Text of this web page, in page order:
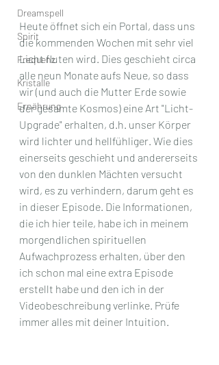
Dreamspell
Spirit
Frequenz
Kristalle
Ernährung
Heute öffnet sich ein Portal, dass uns
die kommenden Wochen mit sehr viel
Licht fluten wird. Dies geschieht circa
alle neun Monate aufs Neue, so dass
wir (und auch die Mutter Erde sowie
der gesamte Kosmos) eine Art "Licht-
Upgrade" erhalten, d.h. unser Körper
wird lichter und hellfühliger. Wie dies
einerseits geschieht und andererseits
von den dunklen Mächten versucht
wird, es zu verhindern, darum geht es
in dieser Episode. Die Informationen,
die ich hier teile, habe ich in meinem
morgendlichen spirituellen
Aufwachprozess erhalten, über den
ich schon mal eine extra Episode
erstellt habe und den ich in der
Videobeschreibung verlinke. Prüfe
immer alles mit deiner Intuition.